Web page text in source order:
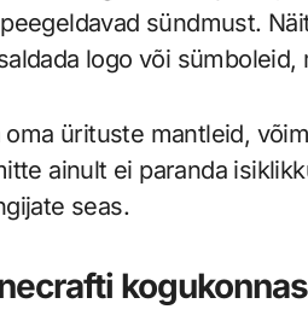
sündmust.
logo või
ürituste mantleid,
ainult ei paranda
seas.
kogukonnas